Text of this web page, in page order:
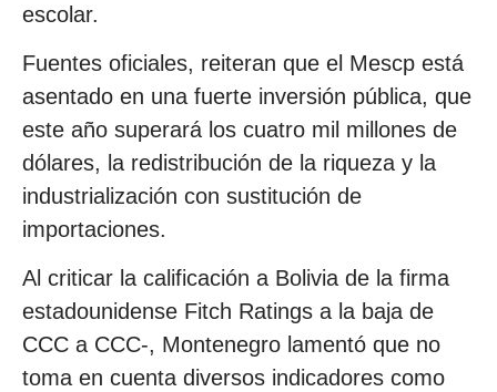
escolar.
Fuentes oficiales, reiteran que el Mescp está
asentado en una fuerte inversión pública, que
este año superará los cuatro mil millones de
dólares, la redistribución de la riqueza y la
industrialización con sustitución de
importaciones.
Al criticar la calificación a Bolivia de la firma
estadounidense Fitch Ratings a la baja de
CCC a CCC-, Montenegro lamentó que no
toma en cuenta diversos indicadores como